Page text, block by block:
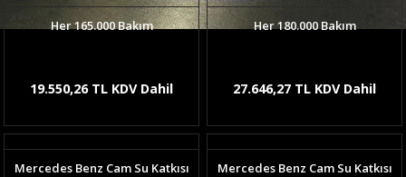
Her 165.000 Bakım
19.550,26 TL KDV Dahil
Her 180.000 Bakım
27.646,27 TL KDV Dahil
Mercedes Benz Cam Su Katkısı
Mercedes Benz Cam Su Katkısı